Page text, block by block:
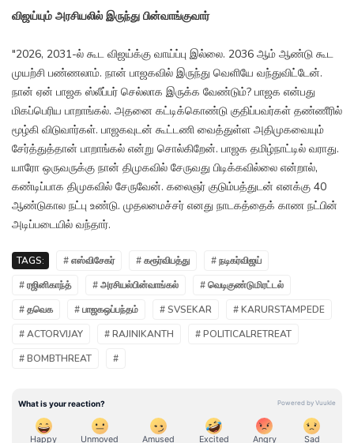
விஜய்யும் அரசியலில் இருந்து பின்வாங்குவார்
"2026, 2031-ல் கூட விஜய்க்கு வாய்ப்பு இல்லை. 2036 ஆம் ஆண்டு கூட
முயற்சி பண்ணலாம். நான் பாஜகவில் இருந்து வெளியே வந்துவிட்டேன்.
நான் ஏன் பாஜக ஸ்லீப்பர் செல்லாக இருக்க வேண்டும்? பாஜக என்பது
மிகப்பெரிய பாறாங்கல். அதனை கட்டிக்கொண்டு குதிப்பவர்கள் தண்ணீரில்
மூழ்கி விடுவார்கள். பாஜகவுடன் கூட்டணி வைத்துள்ள அதிமுகவையும்
சேர்த்துத்தான் பாறாங்கல் என்று சொல்கிறேன். பாஜக தமிழ்நாட்டில் வராது.
யாரோ ஒருவருக்கு நான் திமுகவில் சேருவது பிடிக்கவில்லை என்றால்,
கண்டிப்பாக திமுகவில் சேருவேன். கலைஞர் குடும்பத்துடன் எனக்கு 40
ஆண்டுகால நட்பு உண்டு. முதலமைச்சர் எனது நாடகத்தைக் காண நட்பின்
அடிப்படையில் வந்தார்.
TAGS: # எஸ்விசேகர் # கரூர்விபத்து
# நடிகர்விஜய்
# ரஜினிகாந்த்
# அரசியல்பின்வாங்கல்
# வெடிகுண்டுமிரட்டல்
# தவெக
# பாஜகஒப்பந்தம் # SVSEKAR
# KARURSTAMPEDE
# ACTORVIJAY
# RAJINIKANTH
# POLITICALRETREAT
# BOMBTHREAT
#